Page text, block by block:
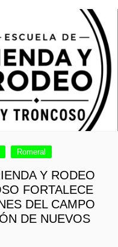
Romeral
Y RODEO
FORTALECE
DEL CAMPO
DE NUEVOS